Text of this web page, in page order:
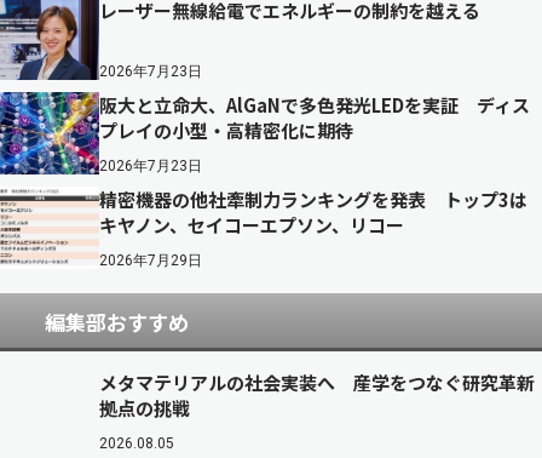
レーザー無線給電でエネルギーの制約を越える
2026年7月23日
阪大と立命大、AlGaNで多色発光LEDを実証 ディス
プレイの小型・高精密化に期待
2026年7月23日
精密機器の他社牽制力ランキングを発表 トップ3は
キヤノン、セイコーエプソン、リコー
2026年7月29日
編集部おすすめ
メタマテリアルの社会実装へ 産学をつなぐ研究革新
拠点の挑戦
2026.08.05